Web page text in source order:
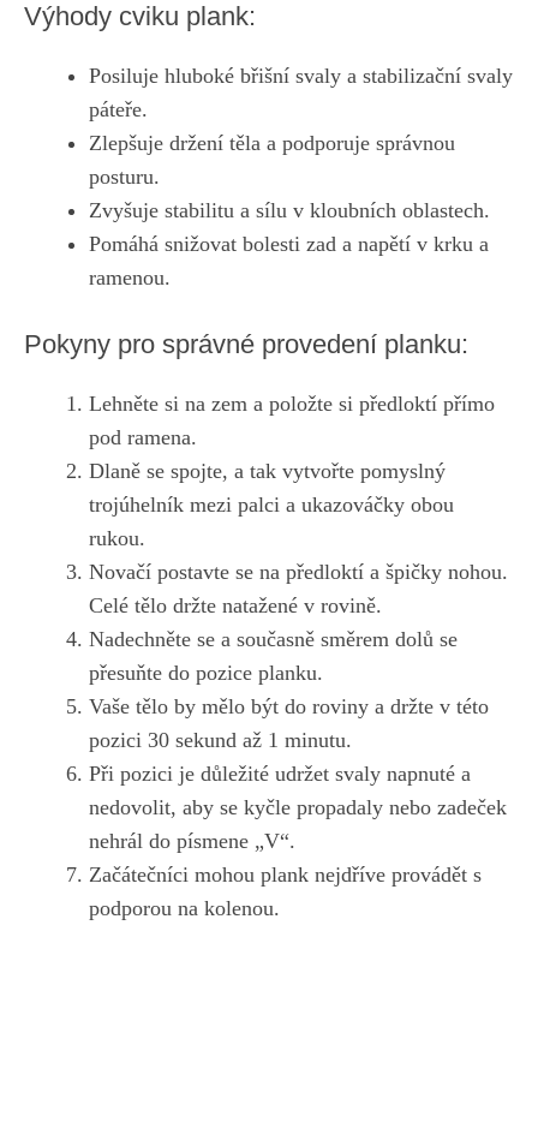
Výhody cviku plank:
Posiluje hluboké břišní⁢ svaly a ⁢stabilizační svaly
páteře.
Zlepšuje držení⁢ těla a ⁤podporuje správnou‌
posturu.
Zvyšuje ‌stabilitu​ a sílu v kloubních⁢ oblastech.
Pomáhá snižovat bolesti⁤ zad a napětí v krku a
ramenou.
Pokyny ⁢pro správné provedení planku:
Lehněte si na zem a položte si předloktí⁣ přímo
⁤pod ramena.
Dlaně se spojte, a tak ‍vytvořte ⁣pomyslný
trojúhelník mezi palci a ukazováčky obou‍
rukou.
Novačí postavte se na předloktí a⁢ špičky nohou.​
Celé tělo držte​ natažené v ⁤rovině.
Nadechněte⁤ se a současně směrem dolů se ​
přesuňte do pozice planku.
Vaše tělo by mělo ​být⁣ do roviny a držte v ⁤této
‌pozici⁣ 30 sekund až​ 1 minutu.
Při‍ pozici je⁢ důležité udržet‌ svaly napnuté a
nedovolit, ‌aby se kyčle propadaly ⁢nebo zadeček
nehrál⁢ do písmene „V“.
Začátečníci ⁤mohou plank nejdříve provádět s
podporou na kolenou.